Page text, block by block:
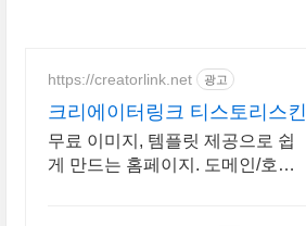
https://creatorlink.net 광고
크리에이터링크 티스토리스킨
무료 이미지, 템플릿 제공으로 쉽
게 만드는 홈페이지. 도메인/호스